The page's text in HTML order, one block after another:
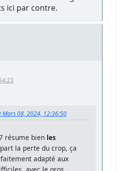
ici par contre.
Mars 08, 2024, 12:36:50
résume bien les
la perte du crop, ça
adapté aux